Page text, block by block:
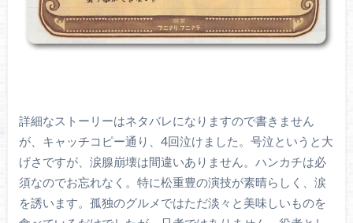
詳細なストーリーはネタバレになりますので書きません
が、キャッチコピー通り、4回泣けました。号泣というと大
げさですが、涙腺崩壊は間違いありません。ハンカチは必
須なのでお忘れなく。特に松重豊の演技が素晴らしく、涙
を誘います。孤独のグルメではただ淡々と美味しいものを